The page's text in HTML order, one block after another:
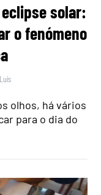
solar:
o fenómeno
olhos, há vários
para o dia do